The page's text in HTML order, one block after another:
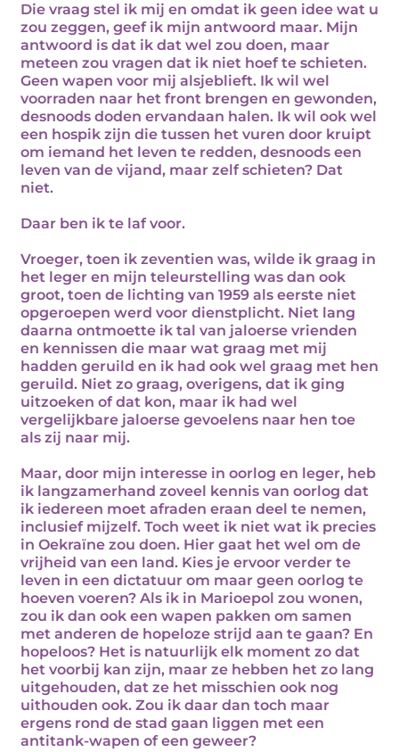
Die vraag stel ik mij en omdat ik geen idee wat u
zou zeggen, geef ik mijn antwoord maar. Mijn
antwoord is dat ik dat wel zou doen, maar
meteen zou vragen dat ik niet hoef te schieten.
Geen wapen voor mij alsjeblieft. Ik wil wel
voorraden naar het front brengen en gewonden,
desnoods doden ervandaan halen. Ik wil ook wel
een hospik zijn die tussen het vuren door kruipt
om iemand het leven te redden, desnoods een
leven van de vijand, maar zelf schieten? Dat
niet.
Daar ben ik te laf voor.
Vroeger, toen ik zeventien was, wilde ik graag in
het leger en mijn teleurstelling was dan ook
groot, toen de lichting van 1959 als eerste niet
opgeroepen werd voor dienstplicht. Niet lang
daarna ontmoette ik tal van jaloerse vrienden
en kennissen die maar wat graag met mij
hadden geruild en ik had ook wel graag met hen
geruild. Niet zo graag, overigens, dat ik ging
uitzoeken of dat kon, maar ik had wel
vergelijkbare jaloerse gevoelens naar hen toe
als zij naar mij.
Maar, door mijn interesse in oorlog en leger, heb
ik langzamerhand zoveel kennis van oorlog dat
ik iedereen moet afraden eraan deel te nemen,
inclusief mijzelf. Toch weet ik niet wat ik precies
in Oekraïne zou doen. Hier gaat het wel om de
vrijheid van een land. Kies je ervoor verder te
leven in een dictatuur om maar geen oorlog te
hoeven voeren? Als ik in Marioepol zou wonen,
zou ik dan ook een wapen pakken om samen
met anderen de hopeloze strijd aan te gaan? En
hopeloos? Het is natuurlijk elk moment zo dat
het voorbij kan zijn, maar ze hebben het zo lang
uitgehouden, dat ze het misschien ook nog
uithouden ook. Zou ik daar dan toch maar
ergens rond de stad gaan liggen met een
antitank-wapen of een geweer?